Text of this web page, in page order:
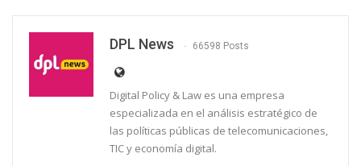
DPL News 66598 Posts
Digital Policy & Law es una empresa
especializada en el análisis estratégico de
las políticas públicas de telecomunicaciones,
TIC y economía digital.